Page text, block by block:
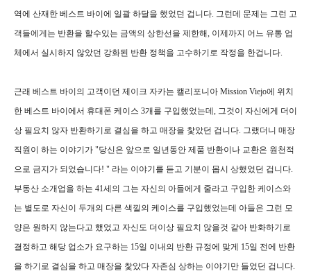
역에 산재한 베스트 바이에 일괄 하달을 했었던 겁니다. 그런데 문제는 그런 고
객들에게는 반환을 할수있는 금액의 상한선을 제한해, 이제까지 어느 유통 업
체에서 실시하지 않았던 강화된 반환 정책을 고수하기로 작정을 한겁니다.
근래 베스트 바이의 고객이던 제이크 자카는 캘리포니아 Mission Viejo에 위치
한 베스트 바이에서 휴대폰 케이스 3개를 구입했었는데, 그것이 자신에게 더이
상 필요치 않자 반환하기로 결심을 하고 매장을 찿았던 겁니다. 그랬더니 매장
직원이 하는 이야기가 "당신은 앞으로 일년동안 제품 반환이나 교환은 원천적
으로 금지가 되었습니다! " 라는 이야기를 듣고 기분이 몹시 상했었던 겁니다.
부동산 소개업을 하는 41세의 그는 자신의 아들에게 줄라고 구입한 케이스와
는 별도로 자신이 두개의 다른 색낄의 케이스를 구입했었는데 아들은 그런 모
양은 원하지 않는다고 했었고 자신도 더이상 필요치 않을것 같아 반화하기로
결정하고 해당 업소가 요구하는 15일 이내의 반환 규정에 맞게 15일 전에 반환
을 하기로 결심을 하고 매장을 찿았다 자존심 상하는 이야기만 들었던 겁니다.